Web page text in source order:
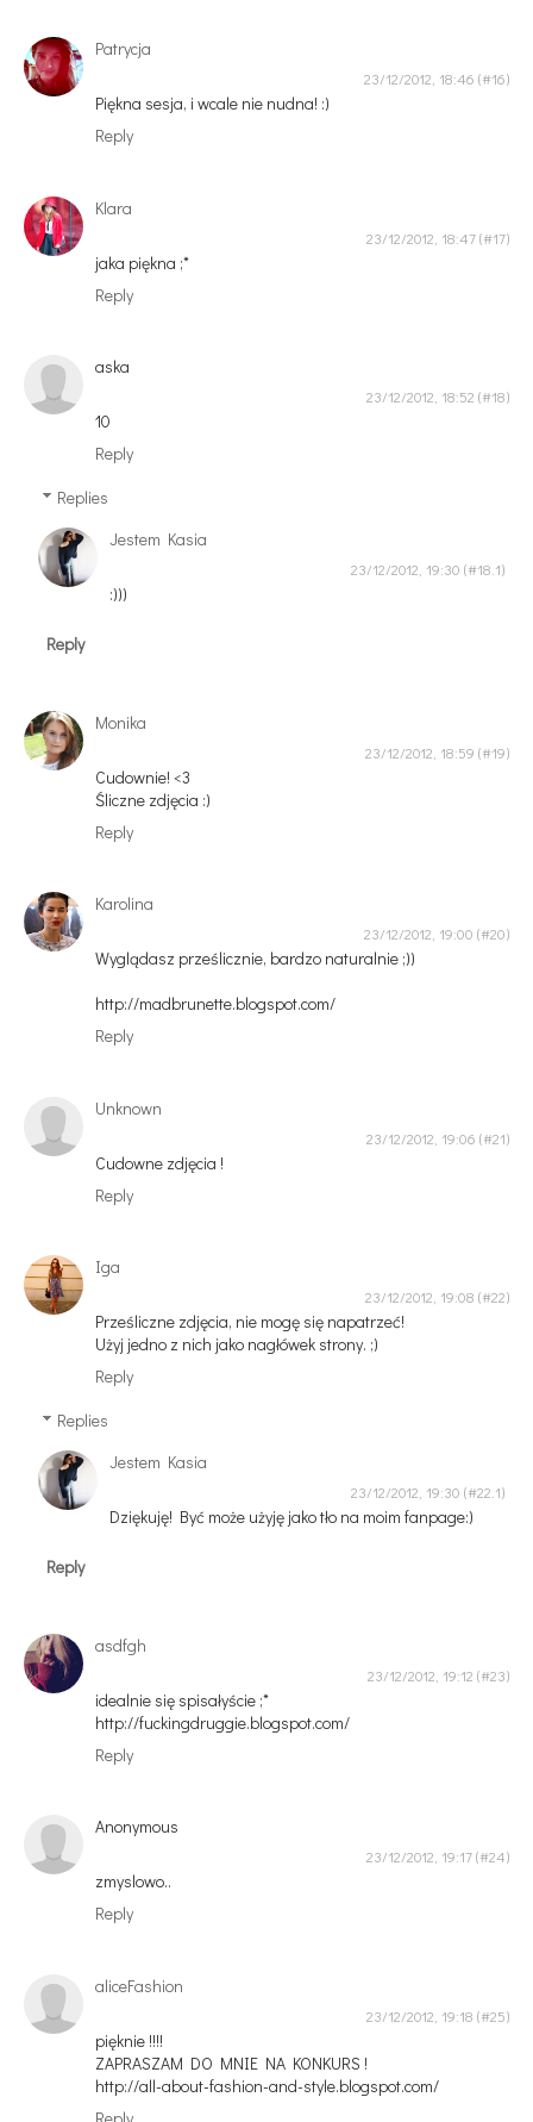
Patrycja
23/12/2012, 18:46
Piękna sesja, i wcale nie nudna! :)
Reply
Klara
23/12/2012, 18:47
jaka piękna ;*
Reply
aska
23/12/2012, 18:52
10
Reply
Replies
Jestem Kasia
23/12/2012, 19:30
:)))
Reply
Monika
23/12/2012, 18:59
Cudownie! <3
Śliczne zdjęcia :)
Reply
Karolina
23/12/2012, 19:00
Wyglądasz prześlicznie, bardzo naturalnie ;))
http://madbrunette.blogspot.com/
Reply
Unknown
23/12/2012, 19:06
Cudowne zdjęcia !
Reply
Iga
23/12/2012, 19:08
Prześliczne zdjęcia, nie mogę się napatrzeć!
Użyj jedno z nich jako nagłówek strony. ;)
Reply
Replies
Jestem Kasia
23/12/2012, 19:30
Dziękuję! Być może użyję jako tło na moim fanpage:)
Reply
asdfgh
23/12/2012, 19:12
idealnie się spisałyście ;*
http://fuckingdruggie.blogspot.com/
Reply
Anonymous
23/12/2012, 19:17
zmyslowo..
Reply
aliceFashion
23/12/2012, 19:18
pięknie !!!!
ZAPRASZAM DO MNIE NA KONKURS !
http://all-about-fashion-and-style.blogspot.com/